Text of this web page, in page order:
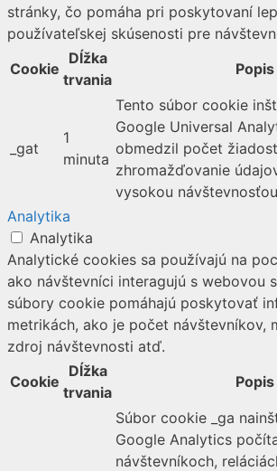
stránky, čo pomáha pri poskytovaní
používateľskej skúsenosti pre
Cookie
Dĺžka
trvania
Popis
_gat
1
minuta
Tento súbor cookie
Google Universal
obmedzil počet
zhromažďovanie
vysokou
Analytika
Analytika
Analytické cookies sa používajú na
ako návštevníci interagujú s webovou
súbory cookie pomáhajú poskytovať
metrikách, ako je počet návštevníkov,
zdroj návštevnosti atď.
Cookie
Dĺžka
trvania
Popis
Súbor cookie _ga
Google Analytics
návštevníkoch,